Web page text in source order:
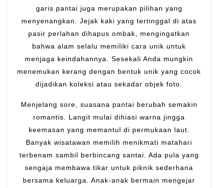
garis pantai juga merupakan pilihan yang
menyenangkan. Jejak kaki yang tertinggal di atas
pasir perlahan dihapus ombak, mengingatkan
bahwa alam selalu memiliki cara unik untuk
menjaga keindahannya. Sesekali Anda mungkin
menemukan kerang dengan bentuk unik yang cocok
dijadikan koleksi atau sekadar objek foto.
Menjelang sore, suasana pantai berubah semakin
romantis. Langit mulai dihiasi warna jingga
keemasan yang memantul di permukaan laut.
Banyak wisatawan memilih menikmati matahari
terbenam sambil berbincang santai. Ada pula yang
sengaja membawa tikar untuk piknik sederhana
bersama keluarga. Anak-anak bermain mengejar